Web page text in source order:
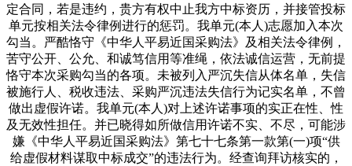
定合同，若是违约，贵方有权中止我方中标资历，并接管投标
单元按相关法令律例进行的惩罚。我单元(本人)志愿加入本次
勾当。严酷恪守《中华人平易近国采购法》及相关法令律例，
苦守公开、公允、和诚笃信用等准绳，依法诚信运营，无前提
恪守本次采购勾当的各项。未被列入严沉失信从体名单，失信
被施行人、税收违法、采购严沉违法失信行为记实名单，不曾
做出虚假许诺。我单元(本人)对上述许诺事项的实正在性、性
及无效性担任。并已晓得如所做信用许诺不实、不尽，可能涉
嫌《中华人平易近国采购法》第七十七条第一款第(一)项“供
给虚假材料谋取中标成交”的违法行为。经查询拜访核实的，